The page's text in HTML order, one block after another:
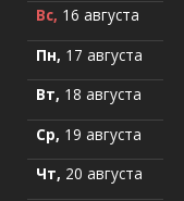
Вс, 16 августа
Пн, 17 августа
Вт, 18 августа
Ср, 19 августа
Чт, 20 августа